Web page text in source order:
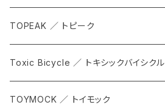
TOPEAK ／ トピーク
Toxic Bicycle ／ トキシックバイシクル
TOYMOCK ／ トイモック